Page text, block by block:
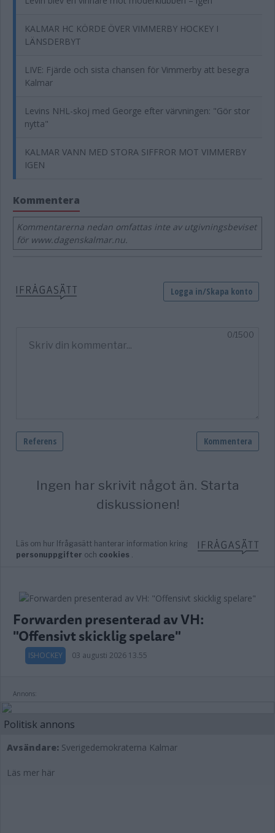
KALMAR HC KÖRDE ÖVER VIMMERBY HOCKEY I
LÄNSDERBYT
LIVE: Fjärde och sista chansen för Vimmerby att besegra
Kalmar
Levins NHL-skoj med George efter värvningen: "Gör stor
nytta"
KALMAR VANN MED STORA SIFFROR MOT VIMMERBY
IGEN
Kommentera
Kommentarerna nedan omfattas inte av utgivningsbeviset
för www.dagenskalmar.nu.
Forwarden presenterad av VH:
"Offensivt skicklig spelare"
ISHOCKEY 03 augusti 2026 13.55
Annons:
Politisk annons
Avsändare: Sverigedemokraterna Kalmar
Läs mer här